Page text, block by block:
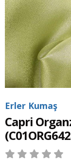
Erler Kumaş
Capri